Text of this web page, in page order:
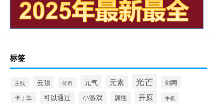
标签
主线 云顶 传奇 元气 元素 光芒 剑网
卡丁车 可以通过 小游戏 属性 开原 手机